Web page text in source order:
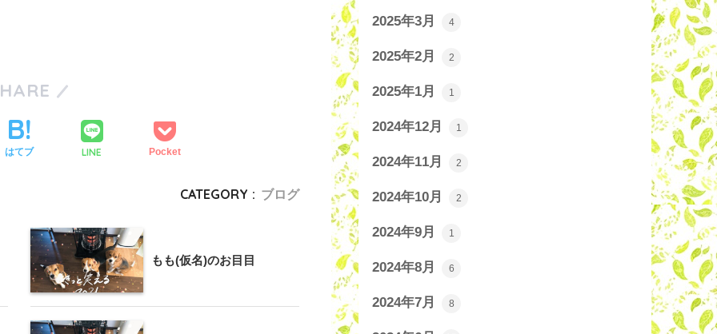
はてブ LINE Pocket
CATEGORY : ブログ
もも(仮名)のお目目
2025年3月 4
2025年2月 2
2025年1月 1
2024年12月 1
2024年11月 2
2024年10月 2
2024年9月 1
2024年8月 6
2024年7月 8